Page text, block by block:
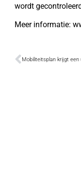
wordt
Meer informatie:
Mobiliteitsplan krijgt een